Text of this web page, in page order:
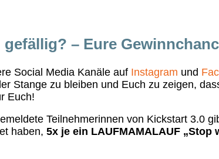
– Eure
Social Media Kanäle auf Instagram und
Stange zu bleiben und Euch zu zeigen,
Euch!
Teilnehmerinnen von Kickstart 3.0
haben, 5x je ein LAUFMAMALAUF